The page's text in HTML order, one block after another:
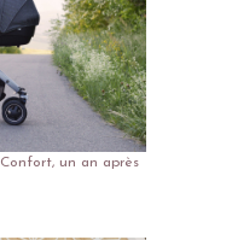
un an après